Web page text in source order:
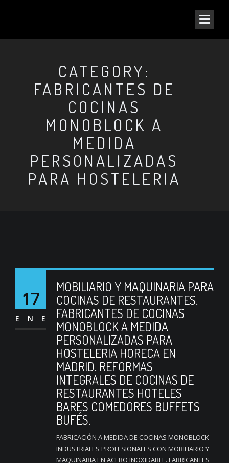
CATEGORY:
FABRICANTES DE
COCINAS
MONOBLOCK A
MEDIDA
PERSONALIZADAS
PARA HOSTELERIA
17
ENE
MOBILIARIO Y MAQUINARIA PARA
COCINAS DE RESTAURANTES.
FABRICANTES DE COCINAS
MONOBLOCK A MEDIDA
PERSONALIZADAS PARA
HOSTELERIA HORECA EN
MADRID. REFORMAS
INTEGRALES DE COCINAS DE
RESTAURANTES HOTELES
BARES COMEDORES BUFFETS
BUFÉS.
FABRICACIÓN A MEDIDA DE COCINAS MONOBLOCK
INDUSTRIALES PROFESIONALES CON MOBILIARIO Y
MAQUINARIA EN ACERO INOXIDABLE. FABRICANTES